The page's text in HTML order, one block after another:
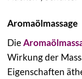
Aromaölmassage
Die
Wirkung der
Eigenschaften